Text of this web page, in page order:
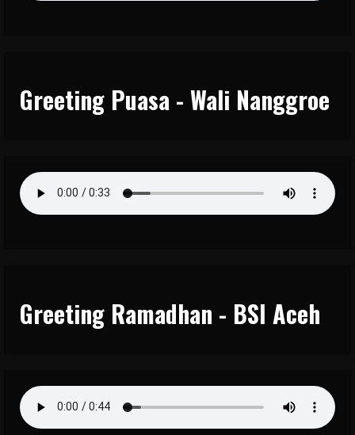
Greeting Puasa - Wali Nanggroe
Greeting Ramadhan - BSI Aceh